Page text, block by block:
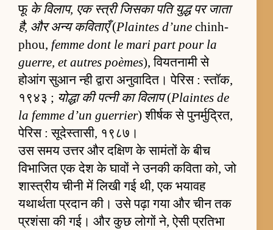
फू के विलाप, एक स्त्री जिसका पति युद्ध पर जाता
है, और अन्य कविताएँ(Plaintes d’une chinh-
phou, femme dont le mari part pour la
guerre, et autres poèmes), वियतनामी से
होआंग सुआन न्ही द्वारा अनुवादित। पेरिस : स्तॉक,
१९४३ ; योद्धा की पत्नी का विलाप(Plaintes de
la femme d’un guerrier) शीर्षक से पुनर्मुद्रित,
पेरिस : सूदेस्तासी, १९८७।
उस समय उत्तर और दक्षिण के सामंतों के बीच
विभाजित एक देश के घावों ने उनकी कविता को, जो
शास्त्रीय चीनी में लिखी गई थी, एक भयावह
यथार्थता प्रदान की। उसे पढ़ा गया और चीन तक
प्रशंसा की गई। और कुछ लोगों ने, ऐसी प्रतिभा